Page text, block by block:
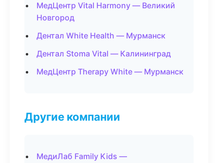
МедЦентр Vital Harmony — Великий
Новгород
Дентал White Health — Мурманск
Дентал Stoma Vital — Калининград
МедЦентр Therapy White — Мурманск
Другие компании
МедиЛаб Family Kids —